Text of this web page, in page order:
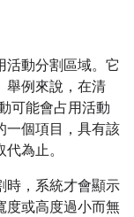
活動分割區域。它
舉例來說，在清
可能會占用活動
一個項目，具有該
為止。
時，系統才會顯示
度或高度過小而無